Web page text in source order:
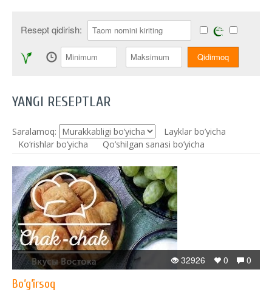
Resept qidirish:
YANGI RESEPTLAR
Saralamoq:
Layklar bo’yicha
Ko‘rishlar bo‘yicha
Qo’shilgan sanasi bo’yicha
0
0
32926
Bo‘g‘irsoq